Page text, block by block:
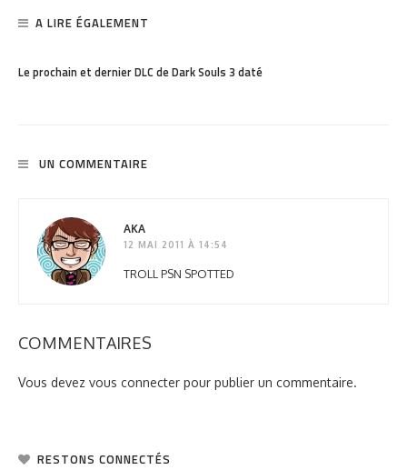
A LIRE ÉGALEMENT
Le prochain et dernier DLC de Dark Souls 3 daté
UN COMMENTAIRE
AKA
12 MAI 2011 À 14:54
TROLL PSN SPOTTED
COMMENTAIRES
Vous devez vous connecter pour publier un commentaire.
RESTONS CONNECTÉS